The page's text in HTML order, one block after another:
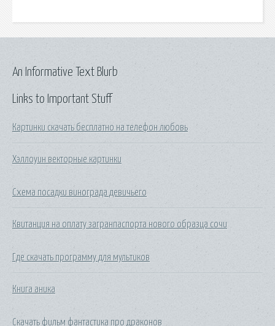
Links to Important Stuff
Картинки скачать бесплатно на телефон любовь
Хэллоуин векторные картинки
Схема посадки винограда девичьего
Квитанция на оплату загранпаспорта нового образца сочи
Где скачать программу для мультиков
Книга аника
Скачать фильм фантастика про драконов
An Informative Text Blurb